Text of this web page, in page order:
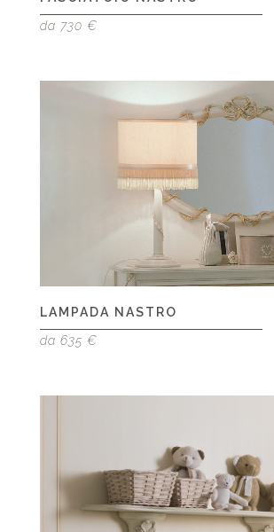
da 730 €
LAMPADA NASTRO
da 635 €